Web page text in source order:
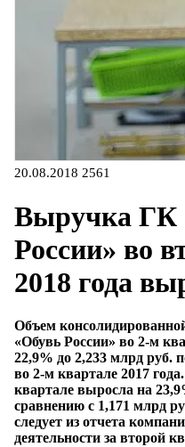
20.08.2018 2561
Выручка ГК
России» во
2018 года
Объем
«Обувь России» во 2-м
22,9% до 2,233 млрд руб.
во 2-м квартале 2017
квартале выросла на
сравнению с 1,171 млрд
следует из отчета
деятельности за второй